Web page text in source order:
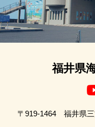
福井県
〒919-1464 福井県三